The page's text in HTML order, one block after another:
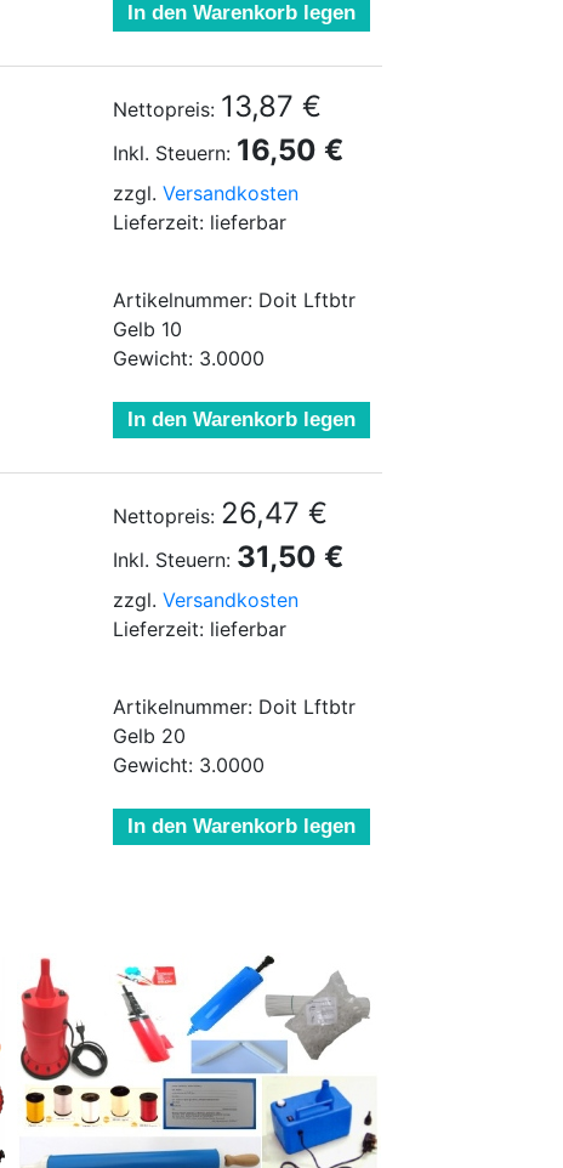
In den Warenkorb legen
Nettopreis: 13,87 €
Inkl. Steuern: 16,50 €
zzgl. Versandkosten
Lieferzeit: lieferbar
Artikelnummer: Doit Lftbtr
Gelb 10
Gewicht: 3.0000
In den Warenkorb legen
Nettopreis: 26,47 €
Inkl. Steuern: 31,50 €
zzgl. Versandkosten
Lieferzeit: lieferbar
Artikelnummer: Doit Lftbtr
Gelb 20
Gewicht: 3.0000
In den Warenkorb legen